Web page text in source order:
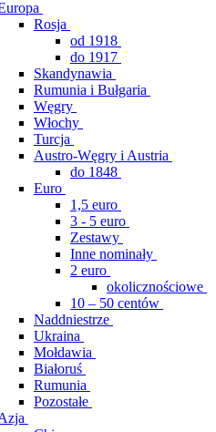
Rosja
od 1918
do 1917
Skandynawia
Rumunia i Bułgaria
Węgry
Włochy
Turcja
Austro-Węgry i Austria
do 1848
Euro
1,5 euro
3 - 5 euro
Zestawy
Inne nominały
2 euro
okolicznościowe
10 – 50 centów
Naddniestrze
Ukraina
Mołdawia
Białoruś
Rumunia
Pozostałe